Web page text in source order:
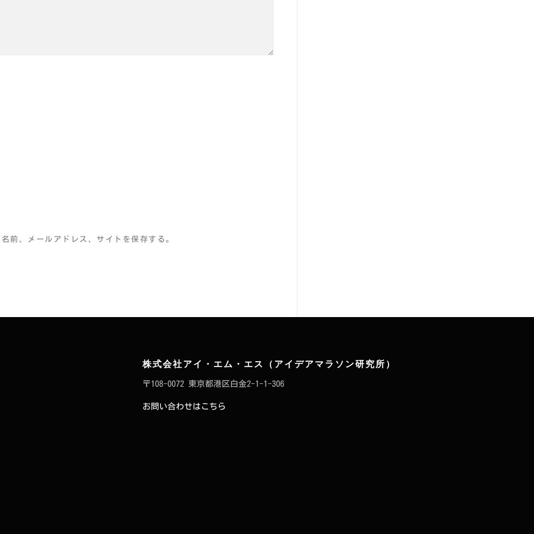
前、メールアドレス、サイトを保存する。
株式会社アイ・エム・エス（アイデアマラソン研究所）
〒108-0072 東京都港区白金2-1-1-306
お問い合わせはこちら